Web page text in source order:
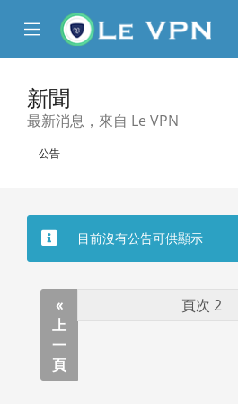
Mobile
Menu
新聞
最新消息，來自 Le VPN
公告
目前沒有公告可供顯示
«
上
一
頁